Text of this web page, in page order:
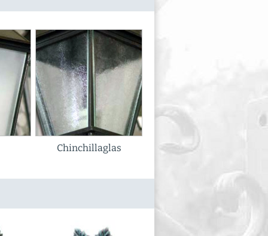
Chinchillaglas